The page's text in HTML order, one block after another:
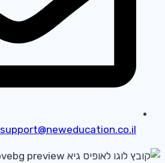
support@neweducation.co.il